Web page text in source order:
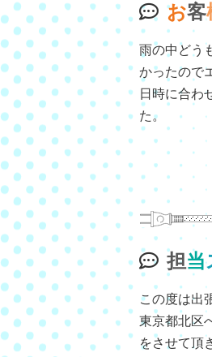
お客
雨の中どう
かったので
日時に合わ
た。
担当
この度は出
東京都北区
をさせて頂